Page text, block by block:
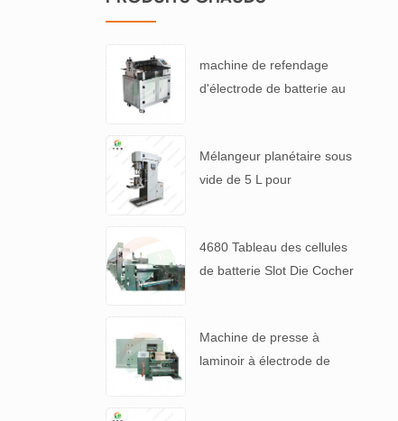
machine de refendage
d'électrode de batterie au
Mélangeur planétaire sous
vide de 5 L pour
4680 Tableau des cellules
de batterie Slot Die Cocher
Machine de presse à
laminoir à électrode de